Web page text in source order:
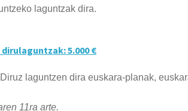
laguntzak dira.
5.000 €
laguntzen dira euskara-planak,
11ra arte.